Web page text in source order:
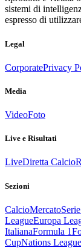
sistemi di
espresso di
Legal
CorporatePrivacy
Media
VideoFoto
Live e Risultati
LiveDiretta Calcio
Sezioni
CalcioMercato
LeagueEuropa
ItalianaFormula 1
CupNations League